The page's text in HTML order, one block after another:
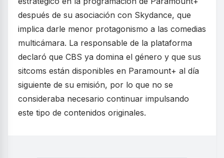
después de su asociación con Skydance, que
implica darle menor protagonismo a las comedias
multicámara. La responsable de la plataforma
declaró que CBS ya domina el género y que sus
sitcoms están disponibles en Paramount+ al día
siguiente de su emisión, por lo que no se
consideraba necesario continuar impulsando
este tipo de contenidos originales.